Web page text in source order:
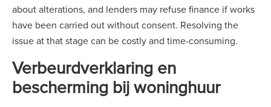
about alterations, and lenders may refuse finance if works
have been carried out without consent. Resolving the
issue at that stage can be costly and time-consuming.
Verbeurdverklaring en
bescherming bij woninghuur